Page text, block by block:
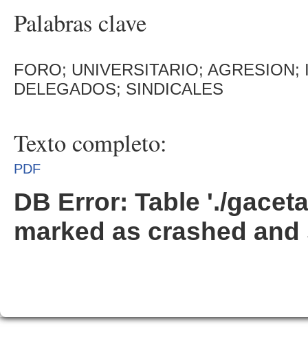
Palabras clave
FORO; UNIVERSITARIO;
DELEGADOS; SINDICALES
Texto completo:
PDF
DB Error: Table './
marked as crashed